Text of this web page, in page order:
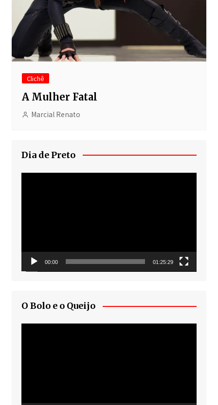
Clichê
A Mulher Fatal
Marcial Renato
Dia de Preto
00:00 01:25:29
O Bolo e o Queijo